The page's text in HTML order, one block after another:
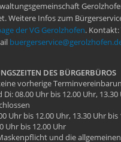
Weitere Infos zum
der VG Gerolzhofen. Kontakt:
DES BÜRGERBÜROS
vorherige
Di: 08.00 Uhr bis 12.00 Uhr,
Uhr bis 12.00 Uhr, 13.30 Uhr bis
Uhr bis 12.00 Uhr
und die allgemeinen